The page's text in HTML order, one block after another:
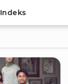
Indeks